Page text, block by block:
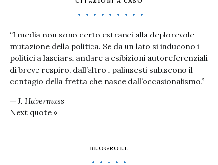
“I media non sono certo estranei alla deplorevole
mutazione della politica. Se da un lato si inducono i
politici a lasciarsi andare a esibizioni autoreferenziali
di breve respiro, dall’altro i palinsesti subiscono il
contagio della fretta che nasce dall’occasionalismo.”
— J. Habermass
Next quote »
BLOGROLL